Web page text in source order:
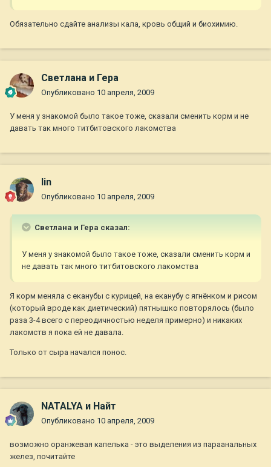
Обязательно сдайте анализы кала, кровь общий и биохимию.
Светлана и Гера
Опубликовано 10 апреля, 2009
У меня у знакомой было такое тоже, сказали сменить корм и не
давать так много титбитовского лакомства
lin
Опубликовано 10 апреля, 2009
Светлана и Гера сказал:
У меня у знакомой было такое тоже, сказали сменить корм и
не давать так много титбитовского лакомства
Я корм меняла с еканубы с курицей, на еканубу с ягнёнком и рисом
(который вроде как диетический) пятнышко повторялось (было
раза 3-4 всего с переодичностью неделя примерно) и никаких
лакомств я пока ей не давала.
Только от сыра начался понос.
NATALYA и Найт
Опубликовано 10 апреля, 2009
возможно оранжевая капелька - это выделения из параанальных
желез, почитайте